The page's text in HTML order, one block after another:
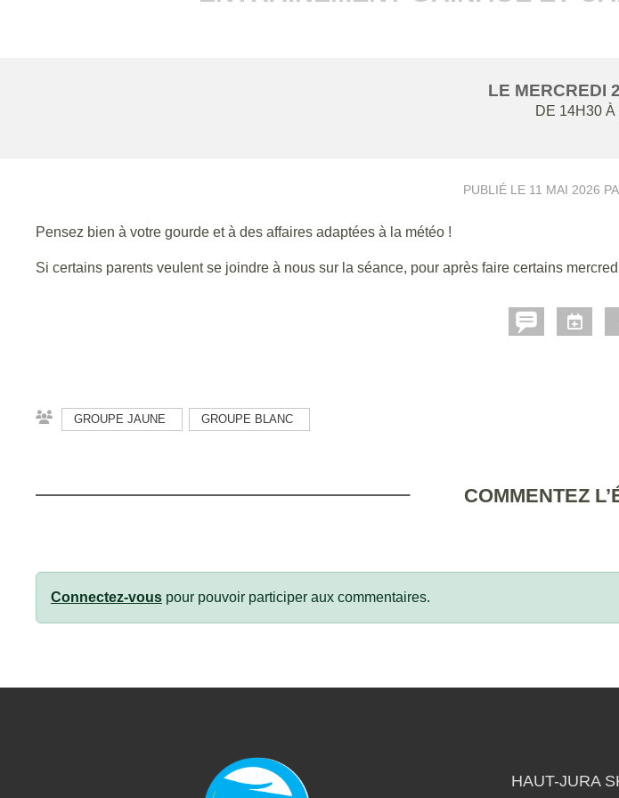
LE MERCREDI
DE 14H30
PUBLIÉ LE 11 MAI 2026
Pensez bien à votre gourde et à des affaires adaptées à la météo !
Si certains parents veulent se joindre à nous sur la séance, pour après faire certains
GROUPE JAUNE GROUPE BLANC
COMMENTEZ
Connectez-vous pour pouvoir participer aux commentaires.
HAUT-JURA